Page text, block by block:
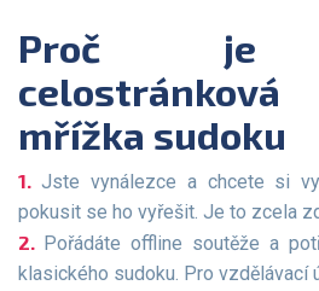
Proč je potřeba
mřížka sudoku
Jste vynálezce a chcete si
pokusit se ho vyřešit. Je to zcela
Pořádáte offline soutěže a
klasického sudoku. Pro vzdělávací